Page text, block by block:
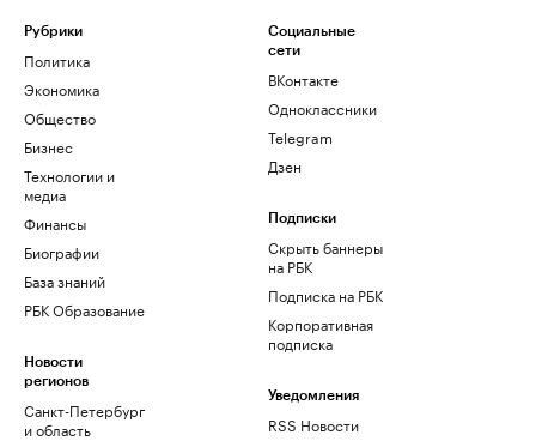
Рубрики
Политика
Экономика
Общество
Бизнес
Технологии и
медиа
Финансы
Биографии
База знаний
РБК Образование
Новости
регионов
Санкт-Петербург
и область
Социальные
сети
ВКонтакте
Одноклассники
Telegram
Дзен
Подписки
Скрыть баннеры
на РБК
Подписка на РБК
Корпоративная
подписка
Уведомления
RSS Новости